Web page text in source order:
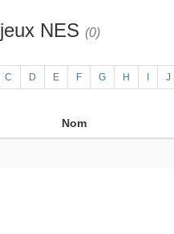
NES (0)
C D E F G H J
Nom